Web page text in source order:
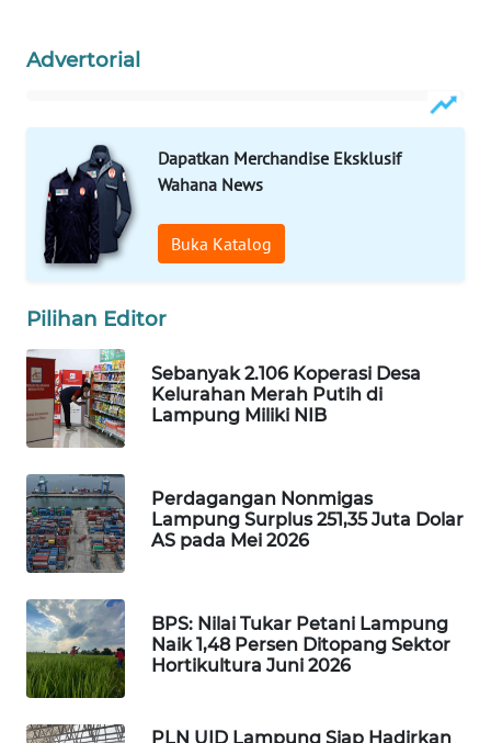
Advertorial
Dapatkan Merchandise Eksklusif
Wahana News
Buka Katalog
Pilihan Editor
Sebanyak 2.106 Koperasi Desa
Kelurahan Merah Putih di
Lampung Miliki NIB
Perdagangan Nonmigas
Lampung Surplus 251,35 Juta Dolar
AS pada Mei 2026
BPS: Nilai Tukar Petani Lampung
Naik 1,48 Persen Ditopang Sektor
Hortikultura Juni 2026
PLN UID Lampung Siap Hadirkan
WAHANA
WAHANA
OTOMOTIF
WAHANA
HEALTH
WAHANA
DESA
WISATA
LAPAK
WAHANA
Wahana
Network
KONSUMEN
MASYARAKAT
KELISTRIKAN
WALINKI